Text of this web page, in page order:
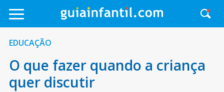
EDUCAÇÃO
O que fazer quando a criança
quer discutir